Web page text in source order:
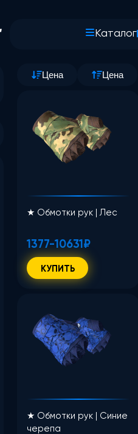
Каталог
Цена Цена
★ Обмотки рук | Лес
1377-10631₽
КУПИТЬ
★ Обмотки рук | Синие
черепа